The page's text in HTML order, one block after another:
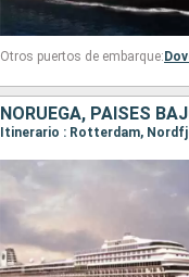
Otros puertos de embarque:
NORUEGA, PAISES